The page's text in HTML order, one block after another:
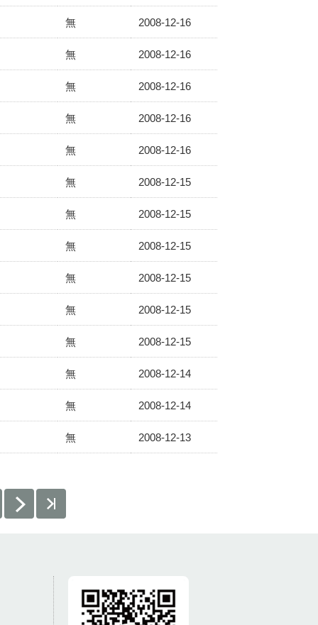
無 2008-12-16
無 2008-12-16
無 2008-12-16
無 2008-12-16
無 2008-12-16
無 2008-12-15
無 2008-12-15
無 2008-12-15
無 2008-12-15
無 2008-12-15
無 2008-12-15
無 2008-12-14
無 2008-12-14
無 2008-12-13